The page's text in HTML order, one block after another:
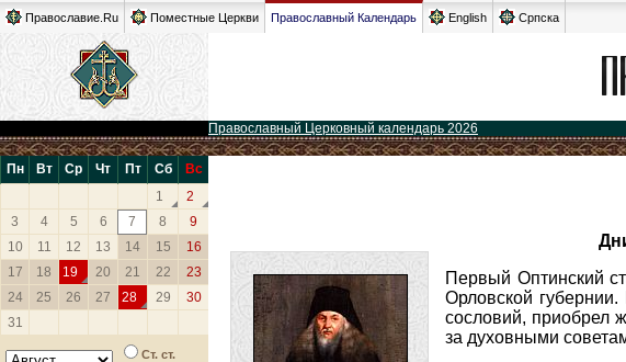
Православие.Ru Поместные Церкви Православный Календарь English Српска
Православный Церковный календарь 2026
Пн Вт Ср Чт Пт Сб
Вс
1
2
3
4 5 6 7 8
9
10
11 12 13 14 15
16
17
18 19 20 21 22
23
24
25 26 27 28 29
30
31
Ст. ст.
Первый Оптинский
Орловской
сословий, приобрел
за духовными